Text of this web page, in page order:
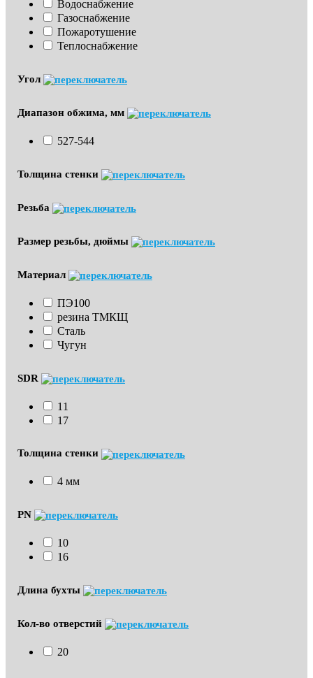
Водоснабжение
Газоснабжение
Пожаротушение
Теплоснабжение
Угол
Диапазон обжима, мм
527-544
Толщина стенки
Резьба
Размер резьбы, дюймы
Материал
ПЭ100
резина ТМКЩ
Сталь
Чугун
SDR
11
17
Толщина стенки
4 мм
PN
10
16
Длина бухты
Кол-во отверстий
20